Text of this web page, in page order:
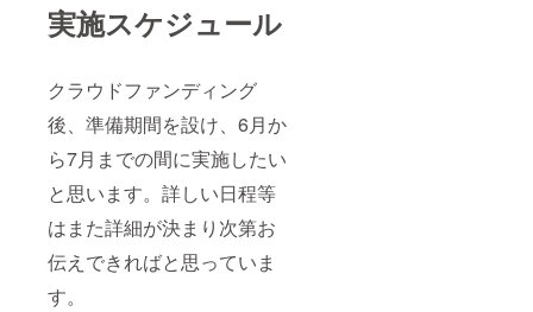
実施スケジュール
クラウドファンディング
後、準備期間を設け、6月か
ら7月までの間に実施したい
と思います。詳しい日程等
はまた詳細が決まり次第お
伝えできればと思っていま
す。